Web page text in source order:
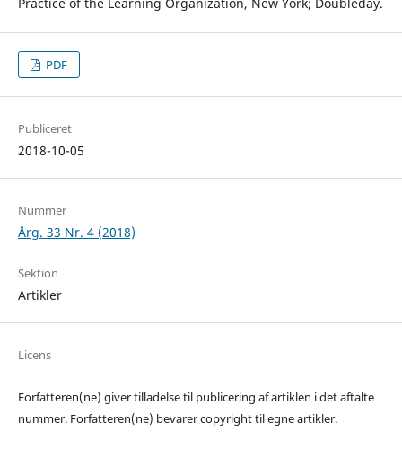
PDF
Publiceret
2018-10-05
Nummer
Årg. 33 Nr. 4 (2018)
Sektion
Artikler
Licens
Forfatteren(ne) giver tilladelse til publicering af artiklen i det aftalte
nummer. Forfatteren(ne) bevarer copyright til egne artikler.